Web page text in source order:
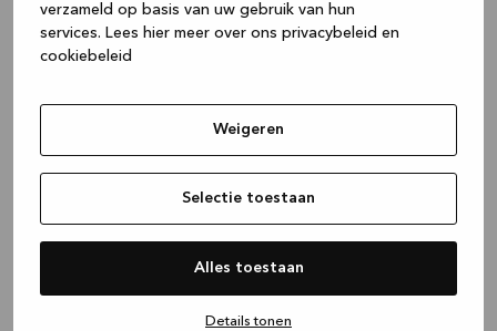
verzameld op basis van uw gebruik van hun
services. Lees hier meer over ons privacybeleid en
cookiebeleid
Weigeren
Selectie toestaan
Alles toestaan
Details tonen
(see the browser console for more
information).